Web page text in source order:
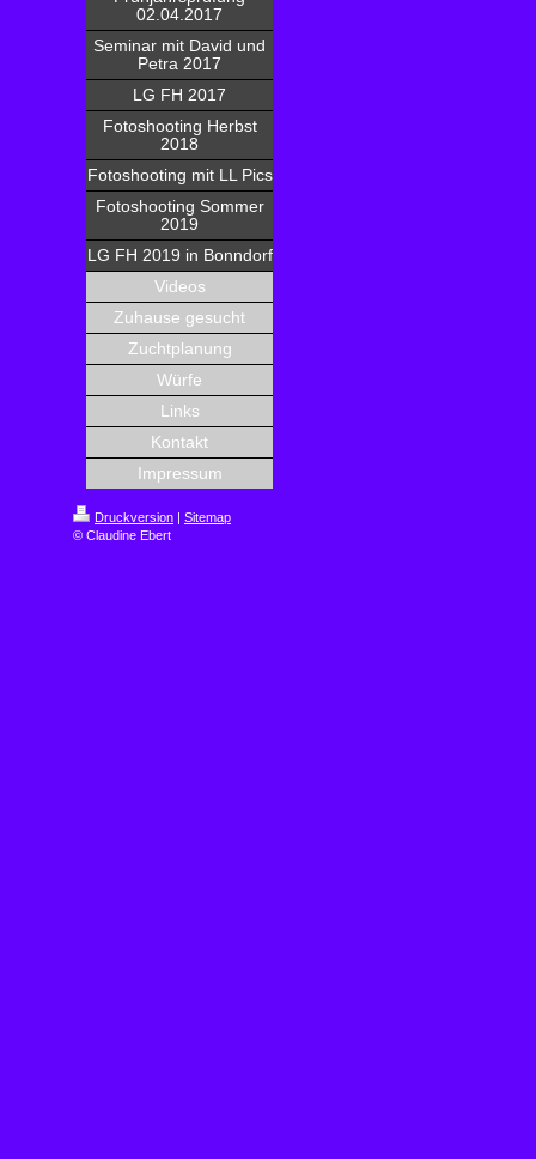
02.04.2017
Seminar mit David und
Petra 2017
LG FH 2017
Fotoshooting Herbst
2018
Fotoshooting mit LL Pics
Fotoshooting Sommer
2019
LG FH 2019 in Bonndorf
Videos
Zuhause gesucht
Zuchtplanung
Würfe
Links
Kontakt
Impressum
Druckversion | Sitemap
© Claudine Ebert